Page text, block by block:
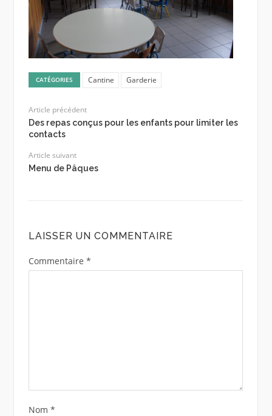
CATÉGORIES Cantine Garderie
Article précédent
Des repas conçus pour les enfants pour limiter les
contacts
Article suivant
Menu de Pâques
LAISSER UN COMMENTAIRE
Commentaire *
Nom *